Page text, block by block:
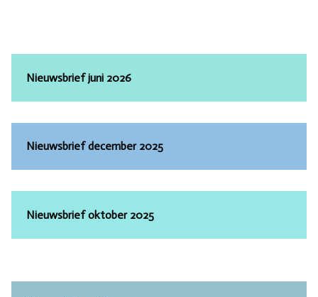
Nieuwsbrief juni 2026
Nieuwsbrief december 2025
Nieuwsbrief oktober 2025